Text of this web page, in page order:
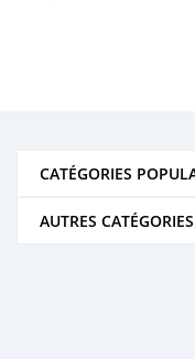
CATÉGORIES
AUTRES CATÉGORIES